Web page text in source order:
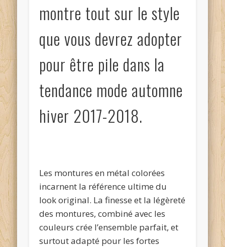
montre tout sur le style
que vous devrez adopter
pour être pile dans la
tendance mode automne
hiver 2017-2018.
Les montures en métal colorées
incarnent la référence ultime du
look original. La finesse et la légèreté
des montures, combiné avec les
couleurs crée l’ensemble parfait, et
surtout adapté pour les fortes